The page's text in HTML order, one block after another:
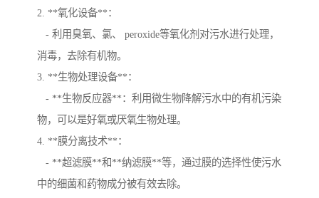
2. **氧化设备**：
- 利用臭氧、氯、 peroxide等氧化剂对污水进行处理，
消毒，去除有机物。
3. **生物处理设备**：
- **生物反应器**：利用微生物降解污水中的有机污染
物，可以是好氧或厌氧生物处理。
4. **膜分离技术**：
- **超滤膜**和**纳滤膜**等，通过膜的选择性使污水
中的细菌和药物成分被有效去除。